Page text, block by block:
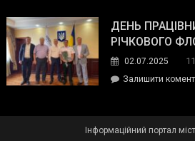
ДЕНЬ
РІЧКОВОГО
02.07.2025
Залишити
Інформаційний портал